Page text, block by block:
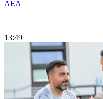
ΑΕΛ
|
13:49